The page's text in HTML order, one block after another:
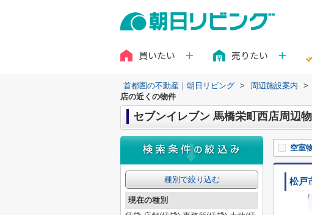
買いたい 売りたい
首都圏の不動産｜朝日リビング > 周辺施設案内 >
店の近くの物件
セブンイレブン 馬橋栄町西店周辺
空室
松戸
種別で絞り込む
現在の種別